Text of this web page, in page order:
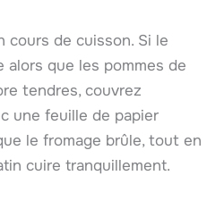
cours de cuisson. Si le
que les pommes de
tendres, couvrez
une feuille de papier
le fromage brûle, tout en
cuire tranquillement.